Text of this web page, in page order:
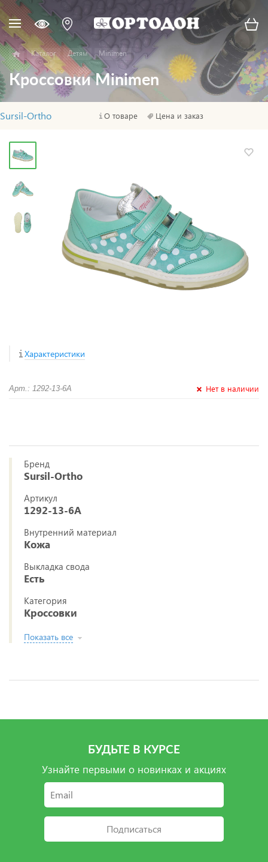
Каталог Детям Minimen
Кроссовки Minimen
Sursil-Ortho О товаре Цена и заказ
Характеристики
Арт.: 1292-13-6А Нет в наличии
Бренд
Sursil-Ortho
Артикул
1292-13-6А
Внутренний материал
Кожа
Выкладка свода
Есть
Категория
Кроссовки
Показать все
БУДЬТЕ В КУРСЕ
Узнайте первыми о новинках и акциях
Подписаться